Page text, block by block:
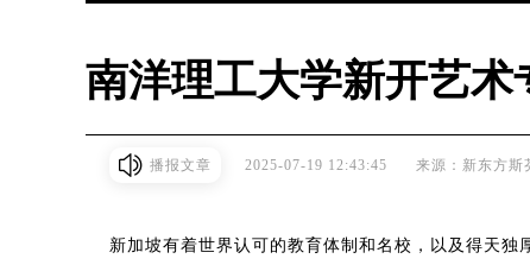
南洋理工大学新开艺
播报文章 2025-07-19 12:43:45 来源：新东方斯
新加坡有着世界认可的教育体制和名校，以及得天